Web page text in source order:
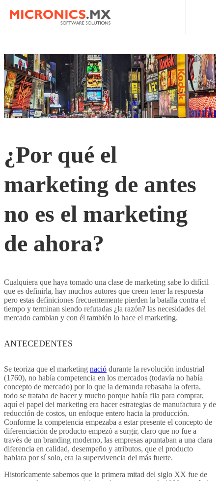
INICIO
NOSOTROS
MICRONICS MX
SERVICIOS
ERP
ECOMMERCE
WEBSITES
EXCEL-VBA
CONTACTO
EN
ES
¿Por qué el
marketing de antes
no es el marketing
de ahora?
Cualquiera que haya tomado una clase de marketing sabe lo difícil
que es definirla, hay muchos autores que creen tener la respuesta
pero estas definiciones frecuentemente pierden la batalla contra el
tiempo y terminan siendo refutadas ¿la razón? las necesidades del
mercado cambian y con él también lo hace el marketing.
ANTECEDENTES
Se teoriza que el marketing nació durante la revolución industrial
(1760), no había competencia en los mercados (todavía no había
concepto de mercado) por lo que la demanda rebasaba la oferta,
todo se trataba de hacer y mucho porque había fila para comprar,
aquí el papel del marketing era hacer estrategias de manufactura y de
reducción de costos, un enfoque entero hacia la producción.
Conforme la competencia empezaba a estar presente el concepto de
diferenciación de producto empezó a surgir, claro que no fue a
través de un branding moderno, las empresas apuntaban a una clara
diferencia en calidad, desempeño y atributos, que el producto
hablara por sí solo, era la supervivencia del más fuerte.
Historícamente sabemos que la primera mitad del siglo XX fue de